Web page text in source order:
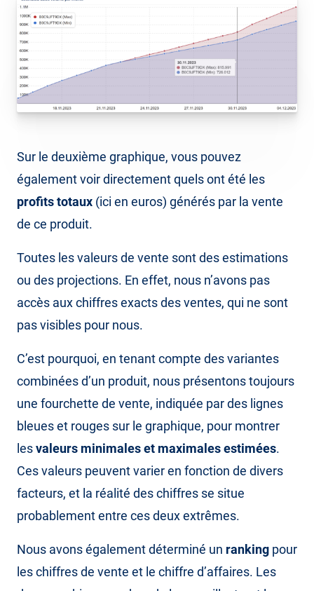
Sur le deuxième graphique, vous pouvez
également voir directement quels ont été les
profitstotaux (ici en euros) générés par la vente
de ce produit.
Toutes les valeurs de vente sont des estimations
ou des projections. En effet, nous n’avons pas
accès aux chiffres exacts des ventes, qui ne sont
pas visibles pour nous.
C’est pourquoi, en tenant compte des variantes
combinées d’un produit, nous présentons toujours
une fourchette de vente, indiquée par des lignes
bleues et rouges sur le graphique, pour montrer
lesvaleurs minimales et maximales estimées.
Ces valeurs peuvent varier en fonction de divers
facteurs, et la réalité des chiffres se situe
probablement entre ces deux extrêmes.
Nous avons également déterminé un ranking pour
les chiffres de vente et le chiffre d’affaires. Les